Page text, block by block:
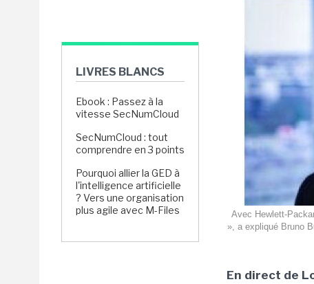
LIVRES BLANCS
Ebook : Passez à la
vitesse SecNumCloud
SecNumCloud : tout
comprendre en 3 points
Pourquoi allier la GED à
l'intelligence artificielle
? Vers une organisation
plus agile avec M-Files
Avec Hewlett-
», a expliqué Bruno
En direct de